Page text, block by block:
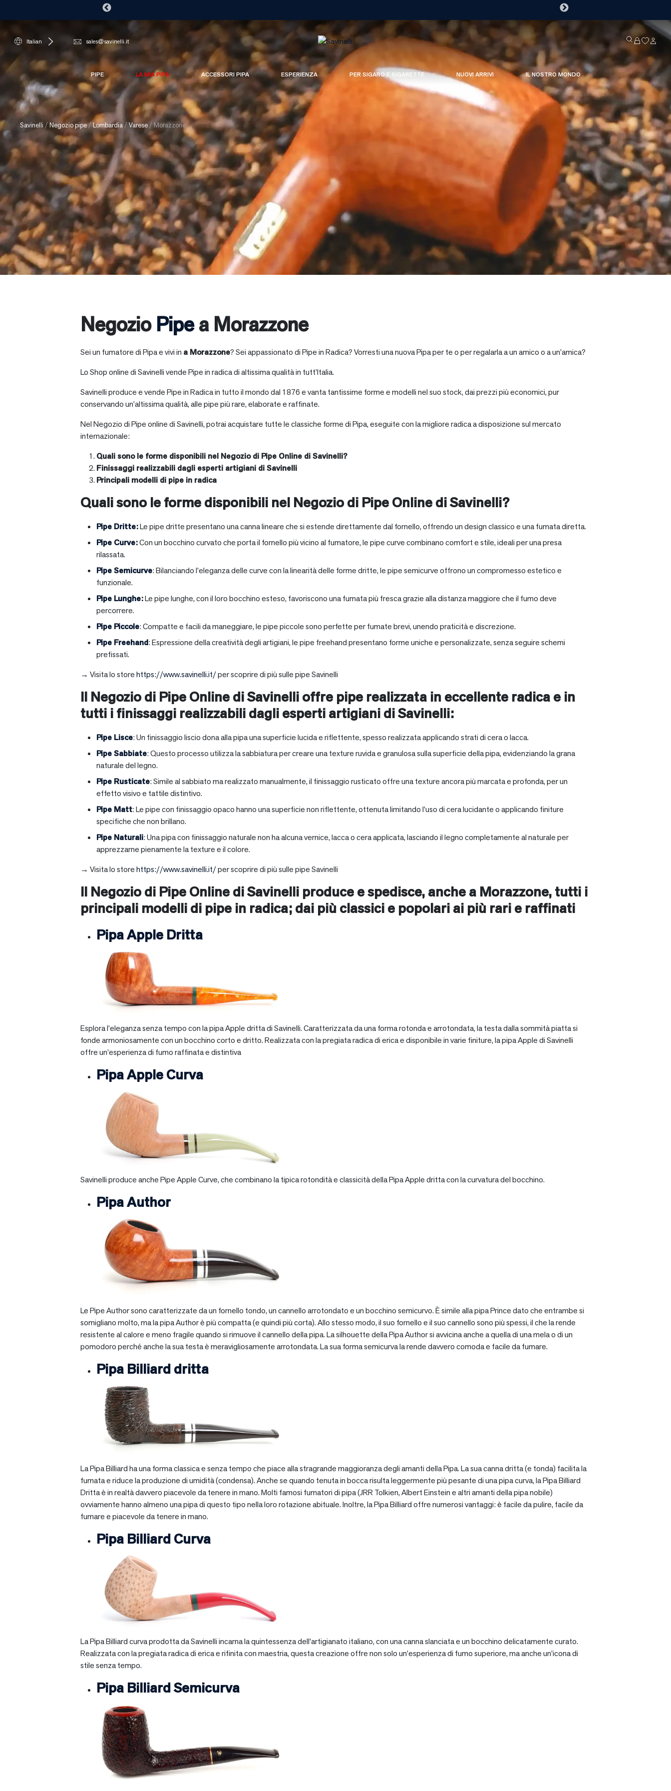
Italian sales@savinelli.it
PIPE LA MIA PIPA ACCESSORI PIPA ESPERIENZA PER SIGARO E SIGARETTE NUOVI ARRIVI IL NOSTRO MONDO
Savinelli / Negozio pipe/Lombardia /Varese /Morazzone
Negozio Pipea Morazzone
Sei un fumatore di Pipa e vivi in a Morazzone? Sei appassionato di Pipe in Radica? Vorresti una nuova Pipa per te o per regalarla a un amico o a un’amica?
Lo Shop online di Savinelli vende Pipe in radica di altissima qualità in tutt’Italia.
Savinelli produce e vende Pipe in Radica in tutto il mondo dal 1876 e vanta tantissime forme e modelli nel suo stock, dai prezzi più economici, pur
conservando un’altissima qualità, alle pipe più rare, elaborate e raffinate.
Nel Negozio di Pipe online di Savinelli, potrai acquistare tutte le classiche forme di Pipa, eseguite con la migliore radica a disposizione sul mercato
internazionale:
Quali sono le forme disponibili nel Negozio di Pipe Online di Savinelli?
Finissaggi realizzabili dagli esperti artigiani di Savinelli
Principali modelli di pipe in radica
Quali sono le forme disponibili nel Negozio di Pipe Online di Savinelli?
Pipe Dritte:Le pipe dritte presentano una canna lineare che si estende direttamente dal fornello, offrendo un design classico e una fumata diretta.
Pipe Curve:Con un bocchino curvato che porta il fornello più vicino al fumatore, le pipe curve combinano comfort e stile, ideali per una presa
rilassata.
Pipe Semicurve: Bilanciando l’eleganza delle curve con la linearità delle forme dritte, le pipe semicurve offrono un compromesso estetico e
funzionale.
Pipe Lunghe:Le pipe lunghe, con il loro bocchino esteso, favoriscono una fumata più fresca grazie alla distanza maggiore che il fumo deve
percorrere.
Pipe Piccole: Compatte e facili da maneggiare, le pipe piccole sono perfette per fumate brevi, unendo praticità e discrezione.
Pipe Freehand: Espressione della creatività degli artigiani, le pipe freehand presentano forme uniche e personalizzate, senza seguire schemi
prefissati.
→ Visita lo storehttps://www.savinelli.it/per scoprire di più sulle pipe Savinelli
Il Negozio di Pipe Online di Savinelli offre pipe realizzata in eccellente radica e in
tutti i finissaggi realizzabili dagli esperti artigiani di Savinelli:
Pipe Lisce: Un finissaggio liscio dona alla pipa una superficie lucida e riflettente, spesso realizzata applicando strati di cera o lacca.
Pipe Sabbiate: Questo processo utilizza la sabbiatura per creare una texture ruvida e granulosa sulla superficie della pipa, evidenziando la grana
naturale del legno.
Pipe Rusticate: Simile al sabbiato ma realizzato manualmente, il finissaggio rusticato offre una texture ancora più marcata e profonda, per un
effetto visivo e tattile distintivo.
Pipe Matt: Le pipe con finissaggio opaco hanno una superficie non riflettente, ottenuta limitando l’uso di cera lucidante o applicando finiture
specifiche che non brillano.
Pipe Naturali: Una pipa con finissaggio naturale non ha alcuna vernice, lacca o cera applicata, lasciando il legno completamente al naturale per
apprezzarne pienamente la texture e il colore.
→ Visita lo storehttps://www.savinelli.it/per scoprire di più sulle pipe Savinelli
Il Negozio di Pipe Online di Savinelli produce e spedisce, anche a Morazzone, tutti i
principali modelli di pipe in radica; dai più classici e popolari ai più rari e raffinati
Pipa Apple Dritta
Esplora l’eleganza senza tempo con la pipa Apple dritta di Savinelli. Caratterizzata da una forma rotonda e arrotondata, la testa dalla sommità piatta si
fonde armoniosamente con un bocchino corto e dritto. Realizzata con la pregiata radica di erica e disponibile in varie finiture, la pipa Apple di Savinelli
offre un’esperienza di fumo raffinata e distintiva
Pipa Apple Curva
Savinelli produce anche Pipe Apple Curve, che combinano la tipica rotondità e classicità della Pipa Apple dritta con la curvatura del bocchino.
Pipa Author
Le Pipe Author sono caratterizzate da un fornello tondo, un cannello arrotondato e un bocchino semicurvo. È simile alla pipa Prince dato che entrambe si
somigliano molto, ma la pipa Author è più compatta (e quindi più corta). Allo stesso modo, il suo fornello e il suo cannello sono più spessi, il che la rende
resistente al calore e meno fragile quando si rimuove il cannello della pipa. La silhouette della Pipa Author si avvicina anche a quella di una mela o di un
pomodoro perché anche la sua testa è meravigliosamente arrotondata. La sua forma semicurva la rende davvero comoda e facile da fumare.
Pipa Billiard dritta
La Pipa Billiard ha una forma classica e senza tempo che piace alla stragrande maggioranza degli amanti della Pipa. La sua canna dritta (e tonda) facilita la
fumata e riduce la produzione di umidità (condensa). Anche se quando tenuta in bocca risulta leggermente più pesante di una pipa curva, la Pipa Billiard
Dritta è in realtà davvero piacevole da tenere in mano. Molti famosi fumatori di pipa (JRR Tolkien, Albert Einstein e altri amanti della pipa nobile)
ovviamente hanno almeno una pipa di questo tipo nella loro rotazione abituale. Inoltre, la Pipa Billiard offre numerosi vantaggi: è facile da pulire, facile da
fumare e piacevole da tenere in mano.
Pipa Billiard Curva
La Pipa Billiard curva prodotta da Savinelli incarna la quintessenza dell’artigianato italiano, con una canna slanciata e un bocchino delicatamente curato.
Realizzata con la pregiata radica di erica e rifinita con maestria, questa creazione offre non solo un’esperienza di fumo superiore, ma anche un’icona di
stile senza tempo.
Pipa Billiard Semicurva